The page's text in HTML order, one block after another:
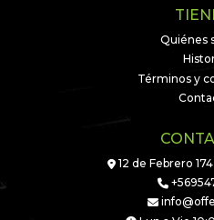
Quiénes
Términos y
12 de Febrero